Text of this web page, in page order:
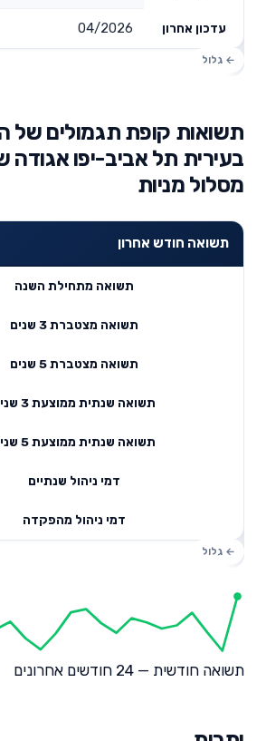
עדכון אחרון 04/2026
תשואות קופת תגמולים של
בעירית תל אביב-יפו אגודה
מסלול מניות
תשואה חודש אחרון
תשואה מתחילת השנה
תשואה מצטברת 3 שנים
תשואה מצטברת 5 שנים
תשואה שנתית ממוצעת 3 שנים
תשואה שנתית ממוצעת 5 שנים
דמי ניהול שנתיים
דמי ניהול מהפקדה
תשואה חודשית — 24 חודשים אחרונים